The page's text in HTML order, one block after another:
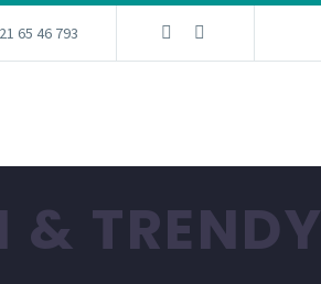
65 46 793
& TRENDY